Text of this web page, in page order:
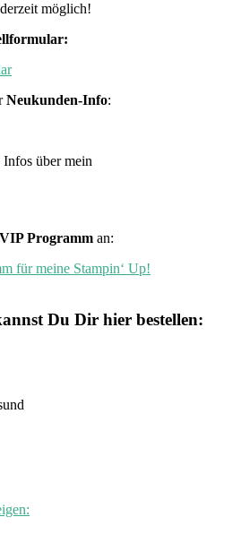
möglich!
Neukunden-Info:
über mein
VIP Programm an:
für meine Stampin‘ Up!
Du Dir hier bestellen: